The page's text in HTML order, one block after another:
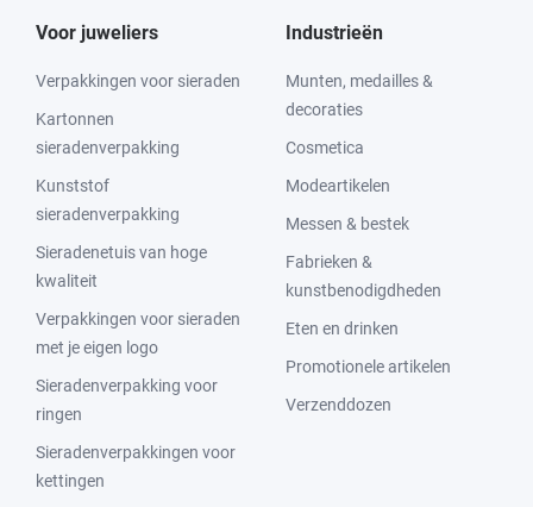
Voor juweliers
Verpakkingen voor sieraden
Kartonnen
sieradenverpakking
Kunststof
sieradenverpakking
Sieradenetuis van hoge
kwaliteit
Verpakkingen voor sieraden
met je eigen logo
Sieradenverpakking voor
ringen
Sieradenverpakkingen voor
kettingen
Industrieën
Munten, medailles &
decoraties
Cosmetica
Modeartikelen
Messen & bestek
Fabrieken &
kunstbenodigdheden
Eten en drinken
Promotionele artikelen
Verzenddozen